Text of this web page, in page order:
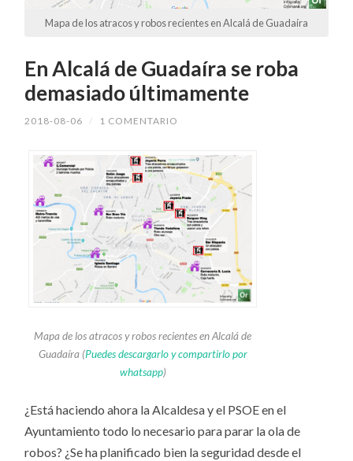
Mapa de los atracos y robos recientes en Alcalá de Guadaíra
En Alcalá de Guadaíra se roba
demasiado últimamente
2018-08-06 / 1 COMENTARIO
Mapa de los atracos y robos recientes en Alcalá de
Guadaíra (Puedes descargarlo y compartirlo por
whatsapp)
¿Está haciendo ahora la Alcaldesa y el PSOE en el
Ayuntamiento todo lo necesario para parar la ola de
robos? ¿Se ha planificado bien la seguridad desde el